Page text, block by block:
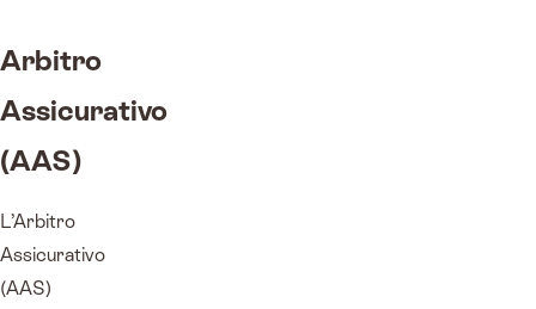
Arbitro
Assicurativo
(AAS)
L’Arbitro
Assicurativo
(AAS)